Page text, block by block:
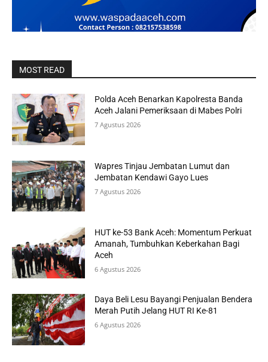
MOST READ
Polda Aceh Benarkan Kapolresta Banda
Aceh Jalani Pemeriksaan di Mabes Polri
7 Agustus 2026
Wapres Tinjau Jembatan Lumut dan
Jembatan Kendawi Gayo Lues
7 Agustus 2026
HUT ke-53 Bank Aceh: Momentum Perkuat
Amanah, Tumbuhkan Keberkahan Bagi
Aceh
6 Agustus 2026
Daya Beli Lesu Bayangi Penjualan Bendera
Merah Putih Jelang HUT RI Ke-81
6 Agustus 2026